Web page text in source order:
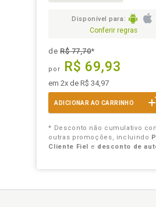
Disponível para:
Conferir regras
deR$ 77,70*
por R$ 69,93
em 2x de R$ 34,97
ADICIONAR AO CARRINHO
* Desconto não cumulativo
outras promoções, incluindo
Cliente Fiel
e desconto de